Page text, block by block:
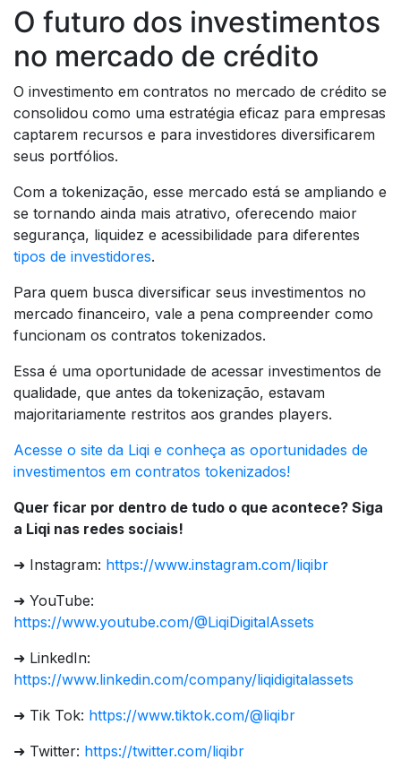
O futuro dos investimentos
no mercado de crédito
O investimento em contratos no mercado de crédito se
consolidou como uma estratégia eficaz para empresas
captarem recursos e para investidores diversificarem
seus portfólios.
Com a tokenização, esse mercado está se ampliando e
se tornando ainda mais atrativo, oferecendo maior
segurança, liquidez e acessibilidade para diferentes
tipos de investidores.
Para quem busca diversificar seus investimentos no
mercado financeiro, vale a pena compreender como
funcionam os contratos tokenizados.
Essa é uma oportunidade de acessar investimentos de
qualidade, que antes da tokenização, estavam
majoritariamente restritos aos grandes players.
Acesse o site da Liqi e conheça as oportunidades de
investimentos em contratos tokenizados!
Quer ficar por dentro de tudo o que acontece? Siga
a Liqi nas redes sociais!
➜ Instagram: https://www.instagram.com/liqibr
➜ YouTube:
https://www.youtube.com/@LiqiDigitalAssets
➜ LinkedIn:
https://www.linkedin.com/company/liqidigitalassets
➜ Tik Tok: https://www.tiktok.com/@liqibr
➜ Twitter: https://twitter.com/liqibr